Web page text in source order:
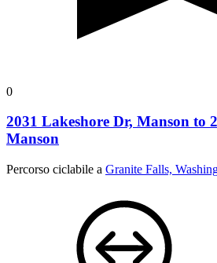
0
2031 Lakeshore Dr, Manson to
Manson
Percorso ciclabile a Granite Falls,